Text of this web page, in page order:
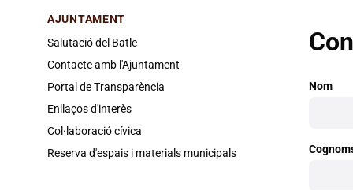
AJUNTAMENT
Salutació del Batle
Contacte amb l'Ajuntament
Portal de Transparència
Enllaços d'interès
Col·laboració cívica
Reserva d'espais i materials municipals
Nom